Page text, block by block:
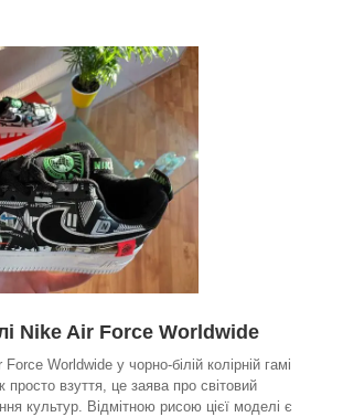
Nike Air Force Worldwide
Worldwide у чорно-білій колірній гамі
взуття, це заява про світовий
культур. Відмітною рисою цієї моделі є